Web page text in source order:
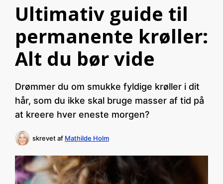
Ultimativ guide til
permanente krøller:
Alt du bør vide
Drømmer du om smukke fyldige krøller i dit
hår, som du ikke skal bruge masser af tid på
at kreere hver eneste morgen?
skrevet af Mathilde Holm